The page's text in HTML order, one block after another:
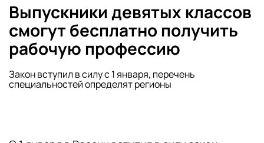
Выпускники девятых классов
смогут бесплатно получить
рабочую профессию
Закон вступил в силу с 1 января, перечень
специальностей определят регионы